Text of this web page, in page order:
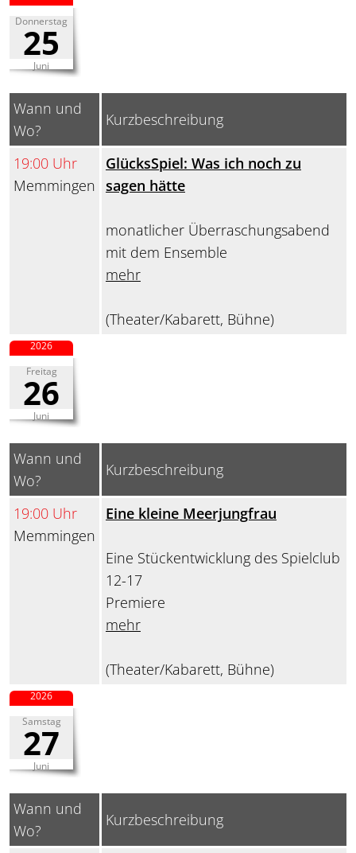
Donnerstag
25
Juni
Wann und
Wo?
Kurzbeschreibung
19:00 Uhr
Memmingen
GlücksSpiel: Was ich noch zu
sagen hätte
monatlicher Überraschungsabend
mit dem Ensemble
mehr
(Theater/Kabarett, Bühne)
Freitag
26
Juni
2026
Wann und
Wo?
Kurzbeschreibung
19:00 Uhr
Memmingen
Eine kleine Meerjungfrau
Eine Stückentwicklung des Spielclub
12-17
Premiere
mehr
(Theater/Kabarett, Bühne)
Samstag
27
Juni
2026
Wann und
Wo?
Kurzbeschreibung